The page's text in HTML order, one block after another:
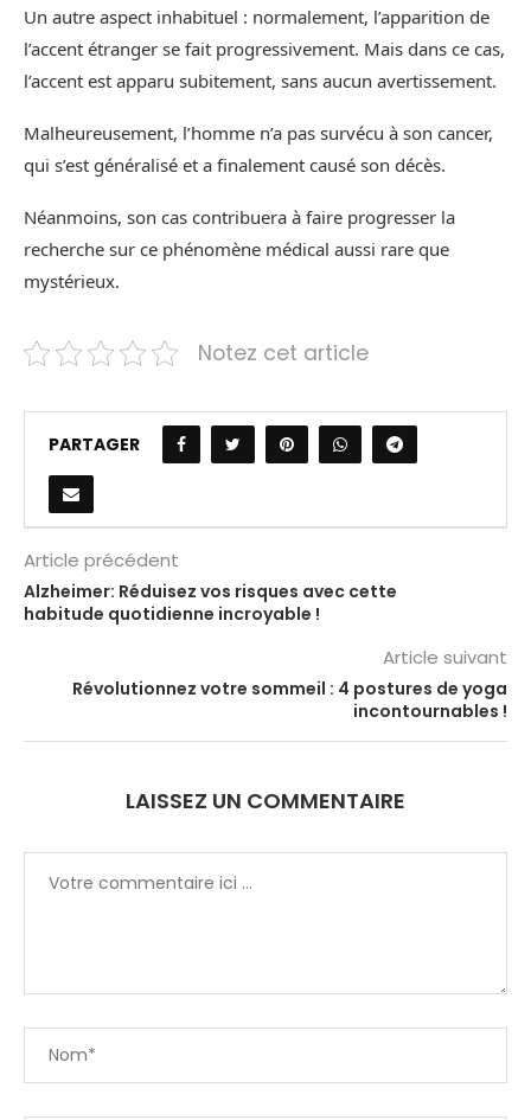
Un autre aspect inhabituel : normalement, l’apparition de
l’accent étranger se fait progressivement. Mais dans ce cas,
l’accent est apparu subitement, sans aucun avertissement.
Malheureusement, l’homme n’a pas survécu à son cancer,
qui s’est généralisé et a finalement causé son décès.
Néanmoins, son cas contribuera à faire progresser la
recherche sur ce phénomène médical aussi rare que
mystérieux.
Notez cet article
PARTAGER
Article précédent
Alzheimer: Réduisez vos risques avec cette
habitude quotidienne incroyable !
Article suivant
Révolutionnez votre sommeil : 4 postures de yoga
incontournables !
LAISSEZ UN COMMENTAIRE